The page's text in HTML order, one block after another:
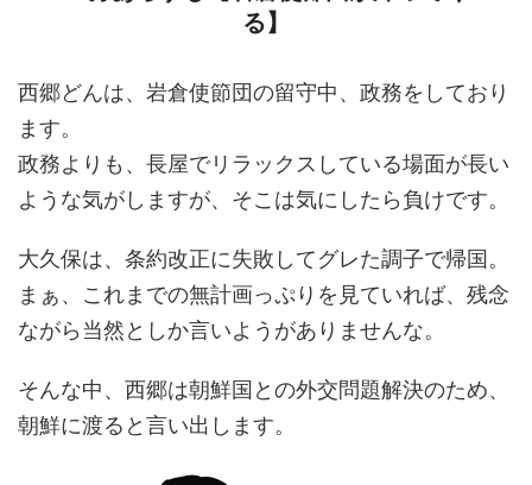
る】
西郷どんは、岩倉使節団の留守中、政務をしており
ます。
政務よりも、長屋でリラックスしている場面が長い
ような気がしますが、そこは気にしたら負けです。
大久保は、条約改正に失敗してグレた調子で帰国。
まぁ、これまでの無計画っぷりを見ていれば、残念
ながら当然としか言いようがありませんな。
そんな中、西郷は朝鮮国との外交問題解決のため、
朝鮮に渡ると言い出します。